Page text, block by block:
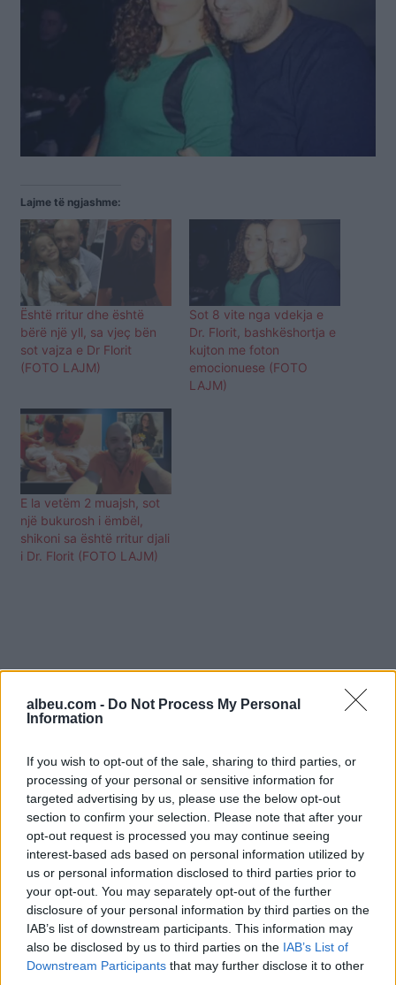
albeu.com - Do Not Process My Personal
Information
If you wish to opt-out of the sale, sharing to third parties, or
processing of your personal or sensitive information for
targeted advertising by us, please use the below opt-out
section to confirm your selection. Please note that after your
opt-out request is processed you may continue seeing
interest-based ads based on personal information utilized by
us or personal information disclosed to third parties prior to
your opt-out. You may separately opt-out of the further
disclosure of your personal information by third parties on the
IAB’s list of downstream participants. This information may
also be disclosed by us to third parties on the IAB’s List of
Downstream Participants that may further disclose it to other
Lajme të ngjashme:
Është rritur dhe është
bërë një yll, sa vjeç bën
sot vajza e Dr Florit
(FOTO LAJM)
Sot 8 vite nga vdekja e
Dr. Florit, bashkëshortja e
kujton me foton
emocionuese (FOTO
LAJM)
E la vetëm 2 muajsh, sot
një bukurosh i ëmbël,
shikoni sa është rritur djali
i Dr. Florit (FOTO LAJM)
Shtuarmë17.11.2023 15:30
Tags:
dr flori , dr flori vajza